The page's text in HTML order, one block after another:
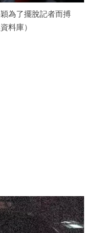
為了擺脫記者而搏
料庫）